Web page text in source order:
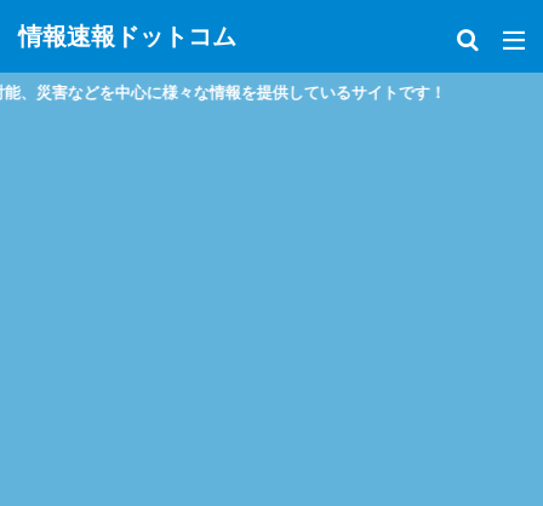
情報速報ドットコム
などを中心に様々な情報を提供しているサイトです！